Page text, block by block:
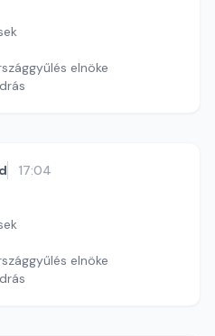
elnöke
17:04
elnöke